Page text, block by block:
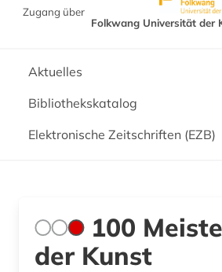
Zugang über
Folkwang Universität der
Aktuelles
Bibliothekskatalog
Elektronische Zeitschriften (EZB)
100
der Kunst